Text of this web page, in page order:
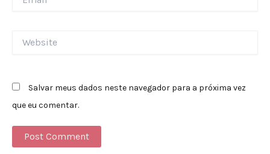
Salvar meus dados neste navegador para a próxima vez
que eu comentar.